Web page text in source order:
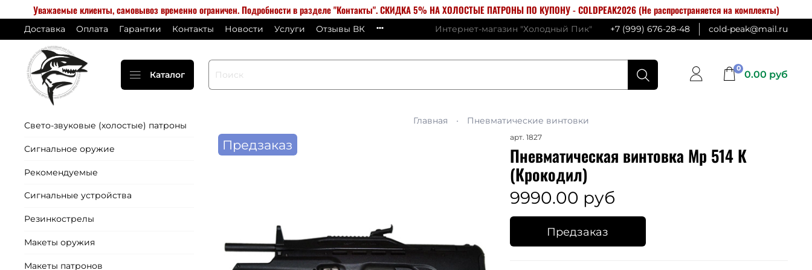
Уважаемые клиенты, самовывоз временно ограничен. Подробности в разделе "Контакты". СКИДКА 5% НА ХОЛОСТЫЕ ПАТРОНЫ ПО КУПОНУ - COLDPEAK2026 (Не распространяется на комплекты)
Доставка Оплата Гарантии Контакты Новости Услуги Отзывы ВК Интернет-магазин "Холодный Пик" +7 (999) 676-28-48 cold-peak@mail.ru
Каталог
0 0.00 руб
Главная Пневматические винтовки
Предзаказ арт. 1827
Пневматическая винтовка Мр 514 К
(Крокодил)
9990.00 руб
Предзаказ
Свето-звуковые (холостые) патроны
Сигнальное оружие
Рекомендуемые
Сигнальные устройства
Резинкострелы
Макеты оружия
Макеты патронов